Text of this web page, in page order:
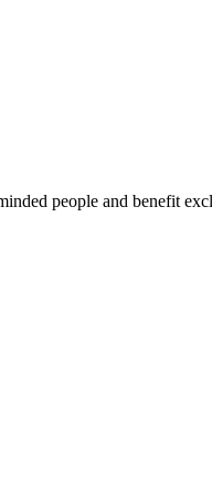
people and benefit